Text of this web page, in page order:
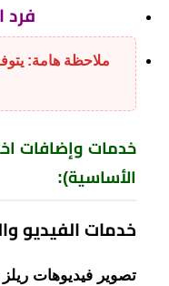
فرد
ملاحظة هامة:
خدمات وإضافات
الأساسية):
خدمات الفيديو
تصوير فيديوهات ريلز Reels للفوتوسيشن